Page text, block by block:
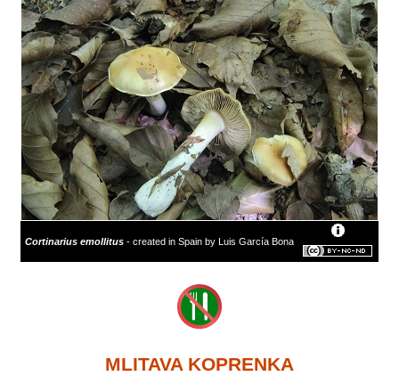
Cortinarius emollitus - created in Spain by Luis García Bona
MLITAVA KOPRENKA